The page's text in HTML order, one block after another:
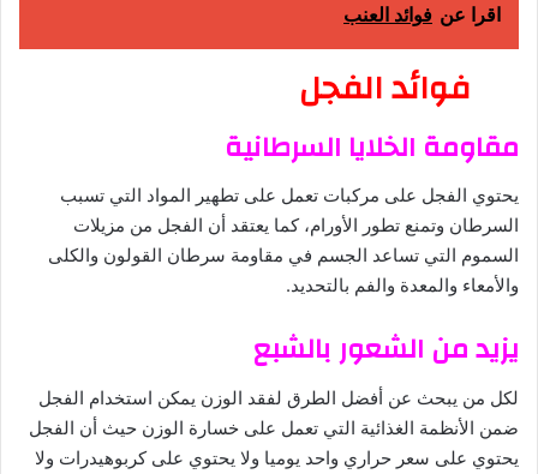
اقرا عن فوائد العنب
فوائد الفجل
مقاومة الخلايا السرطانية
يحتوي الفجل على مركبات تعمل على تطهير المواد التي تسبب
السرطان وتمنع تطور الأورام، كما يعتقد أن الفجل من مزيلات
السموم التي تساعد الجسم في مقاومة سرطان القولون والكلى
والأمعاء والمعدة والفم بالتحديد.
يزيد من الشعور بالشبع
لكل من يبحث عن أفضل الطرق لفقد الوزن يمكن استخدام الفجل
ضمن الأنظمة الغذائية التي تعمل على خسارة الوزن حيث أن الفجل
يحتوي على سعر حراري واحد يوميا ولا يحتوي على كربوهيدرات ولا